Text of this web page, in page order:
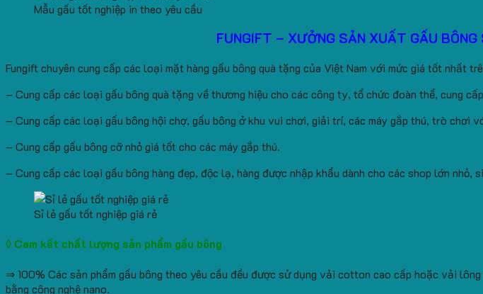
Mẫu gấu tốt nghiệp in theo yêu cầu
FUNGIFT – XƯỞNG SẢN XUẤT GẤU
Fungift chuyên cung cấp các loại mặt hàng gấu bông quà tặng của Việt Nam với mức giá tốt nhất
– Cung cấp các loại gấu bông quà tặng về thương hiệu cho các công ty, tổ chức đoàn thể, cung
– Cung cấp các loại gấu bông hội chợ, gấu bông ở khu vui chơi, giải trí, các máy gắp thú, trò chơi
– Cung cấp gấu bông cỡ nhỏ giá tốt cho các máy gắp thú.
– Cung cấp các loại gấu bông hàng đẹp, độc lạ, hàng được nhập khẩu dành cho các shop lớn nhỏ,
Sỉ lẻ gấu tốt nghiệp giá rẻ
◊ Cam kết chất lượng sản phẩm gấu bông
⇒ 100% Các sản phẩm gấu bông theo yêu cầu đều được sử dụng vải cotton cao cấp hoặc vải
bằng công nghệ nano.